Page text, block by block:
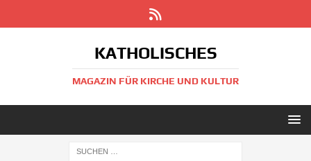
KATHOLISCHES
MAGAZIN FÜR KIRCHE UND KULTUR